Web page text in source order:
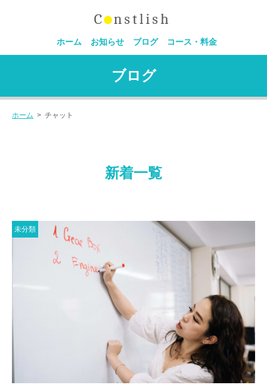
ホーム お知らせ ブログ コース・料金
ブログ
ホーム > チャット
新着一覧
未分類